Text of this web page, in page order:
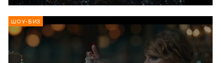
ШОУ-БИЗ